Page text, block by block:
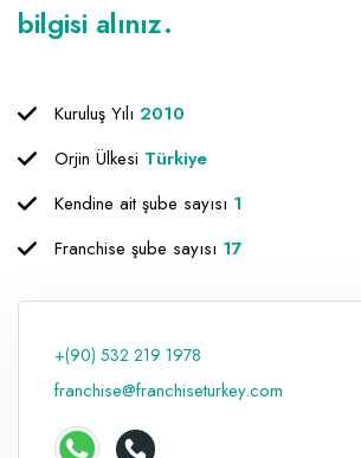
Lojistik - Kargo ve Kurye
Matbaa - Fotoğraf
Mobilya Dekorasyon
Proje - İnşaat ve Tesisat
Raf ve Depo Sistemleri
Seyahat - Rent A Car
bilgisi alınız.
Kuruluş Yılı 2010
Orjin Ülkesi Türkiye
Kendine ait şube sayısı 1
Franchise şube sayısı 17
+(90) 532 219 1978
franchise@franchiseturkey.com